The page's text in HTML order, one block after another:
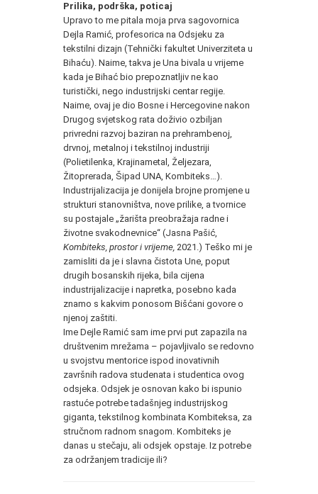
Prilika, podrška, poticaj
Upravo to me pitala moja prva sagovornica
Dejla Ramić, profesorica na Odsjeku za
tekstilni dizajn (Tehnički fakultet Univerziteta u
Bihaću). Naime, takva je Una bivala u vrijeme
kada je Bihać bio prepoznatljiv ne kao
turistički, nego industrijski centar regije.
Naime, ovaj je dio Bosne i Hercegovine nakon
Drugog svjetskog rata doživio ozbiljan
privredni razvoj baziran na prehrambenoj,
drvnoj, metalnoj i tekstilnoj industriji
(Polietilenka, Krajinametal, Željezara,
Žitoprerada, Šipad UNA, Kombiteks…).
Industrijalizacija je donijela brojne promjene u
strukturi stanovništva, nove prilike, a tvornice
su postajale „žarišta preobražaja radne i
životne svakodnevnice“ (Jasna Pašić,
Kombiteks, prostor i vrijeme, 2021.) Teško mi je
zamisliti da je i slavna čistota Une, poput
drugih bosanskih rijeka, bila cijena
industrijalizacije i napretka, posebno kada
znamo s kakvim ponosom Bišćani govore o
njenoj zaštiti.
Ime Dejle Ramić sam ime prvi put zapazila na
društvenim mrežama – pojavljivalo se redovno
u svojstvu mentorice ispod inovativnih
završnih radova studenata i studentica ovog
odsjeka. Odsjek je osnovan kako bi ispunio
rastuće potrebe tadašnjeg industrijskog
giganta, tekstilnog kombinata Kombiteksa, za
stručnom radnom snagom. Kombiteks je
danas u stečaju, ali odsjek opstaje. Iz potrebe
za održanjem tradicije ili?